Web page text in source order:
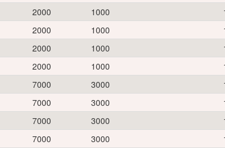
2000 1000
2000 1000
2000 1000
2000 1000
7000 3000
7000 3000
7000 3000
7000 3000